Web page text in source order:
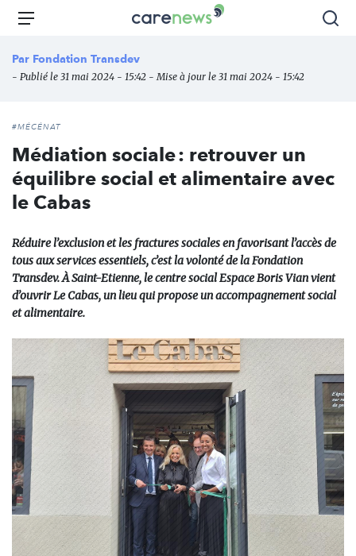
Aller
principal
Carenews,
des
Menu
Par Fondation Transdev
- Publié le 31 mai 2024 - 15:42 - Mise à jour le 31 mai 2024 - 15:42
#MÉCÉNAT
Médiation sociale : retrouver un
équilibre social et alimentaire avec
le Cabas
Réduire l’exclusion et les fractures sociales en favorisant l’accès de
tous aux services essentiels, c’est la volonté de la Fondation
Transdev. À Saint-Etienne, le centre social Espace Boris Vian vient
d’ouvrir Le Cabas, un lieu qui propose un accompagnement social
et alimentaire.